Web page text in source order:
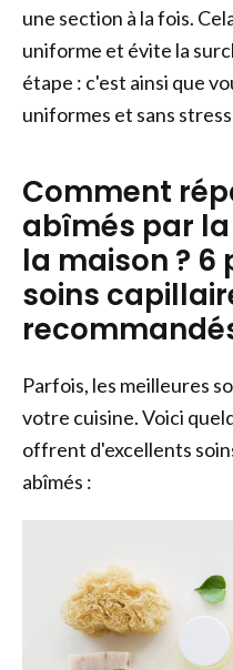
une section à la fois.
uniforme et évite la
étape : c'est ainsi que
uniformes et sans
Comment
abîmés par
la maison ? 6
soins
Parfois, les meilleures
votre cuisine. Voici
offrent d'excellents
abîmés :